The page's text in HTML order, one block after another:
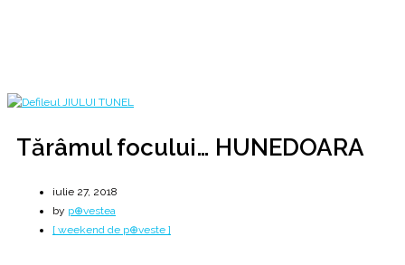
Tărâmul focului… HUNEDOARA
iulie 27, 2018
by p⊕vestea
[ weekend de p⊕veste ]